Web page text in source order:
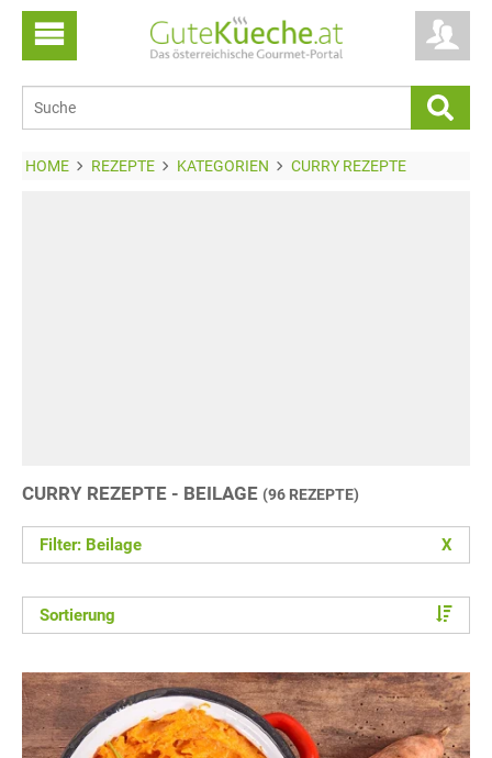
HOME REZEPTE KATEGORIEN CURRY REZEPTE
CURRY REZEPTE - BEILAGE (96 REZEPTE)
Filter: Beilage X
Sortierung